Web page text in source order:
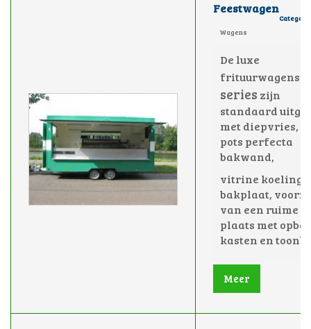
Feestwagen
Category:
Wagens
De luxe
frituurwagens
series zijn
standaard
met diepvries,
pots perfecta
bakwand,
vitrine koeling,
bakplaat,
van een ruime
plaats met
kasten en
Meer